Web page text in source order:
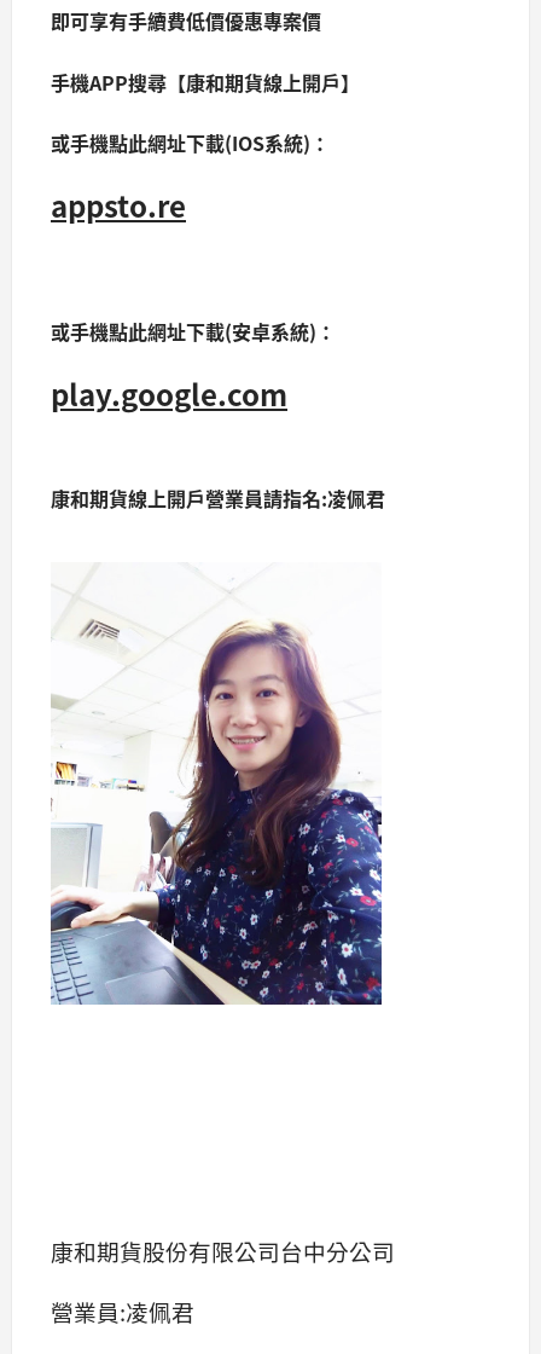
即可享有手續費低價優惠專案價
手機APP搜尋【康和期貨線上開戶】
或手機點此網址下載(IOS系統)：
appsto.re
或手機點此網址下載(安卓系統)：
play.google.com
康和期貨線上開戶營業員請指名:凌佩君
康和期貨股份有限公司台中分公司
營業員:凌佩君